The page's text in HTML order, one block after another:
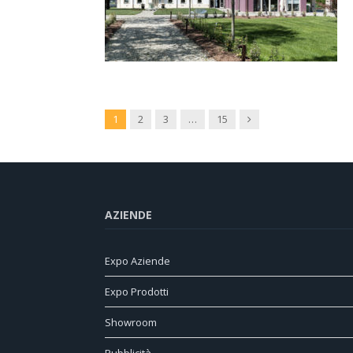
1 2 3 … 15 Next
AZIENDE
Expo Aziende
Expo Prodotti
Showroom